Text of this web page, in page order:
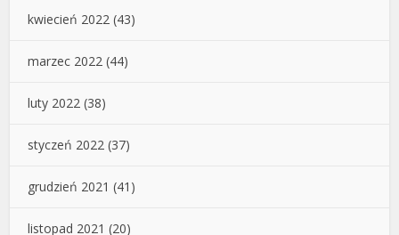
kwiecień 2022 (43)
marzec 2022 (44)
luty 2022 (38)
styczeń 2022 (37)
grudzień 2021 (41)
listopad 2021 (20)